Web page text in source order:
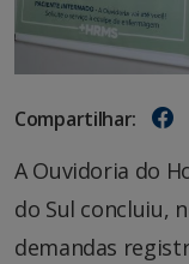
Compartilhar:
A Ouvidoria do
do Sul concluiu,
demandas